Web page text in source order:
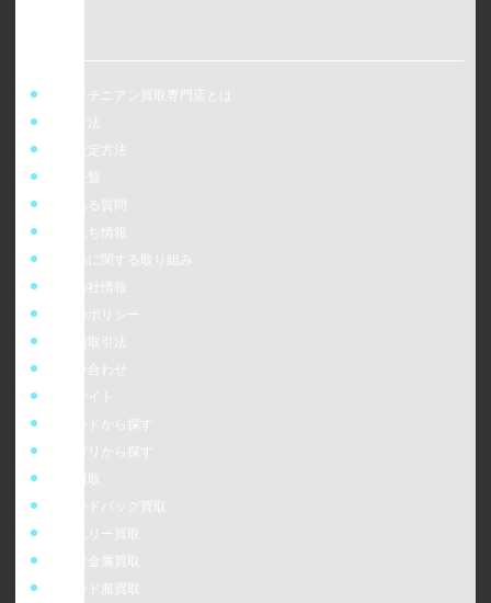
ウォッチニアン買取専門店とは
買取方法
事前査定方法
店舗一覧
よくある質問
偽造品に関する取り組み
cookieポリシー
特定商取引法
お問い合わせ
販売サイト
ブランドから探す
カテゴリから探す
ブランドバッグ買取
ジュエリー買取
金・貴金属買取
ブランド服買取